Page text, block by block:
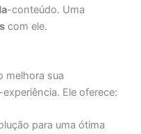
-conteúdo. Uma
com ele.
melhora sua
-experiência. Ele oferece:
para uma ótima